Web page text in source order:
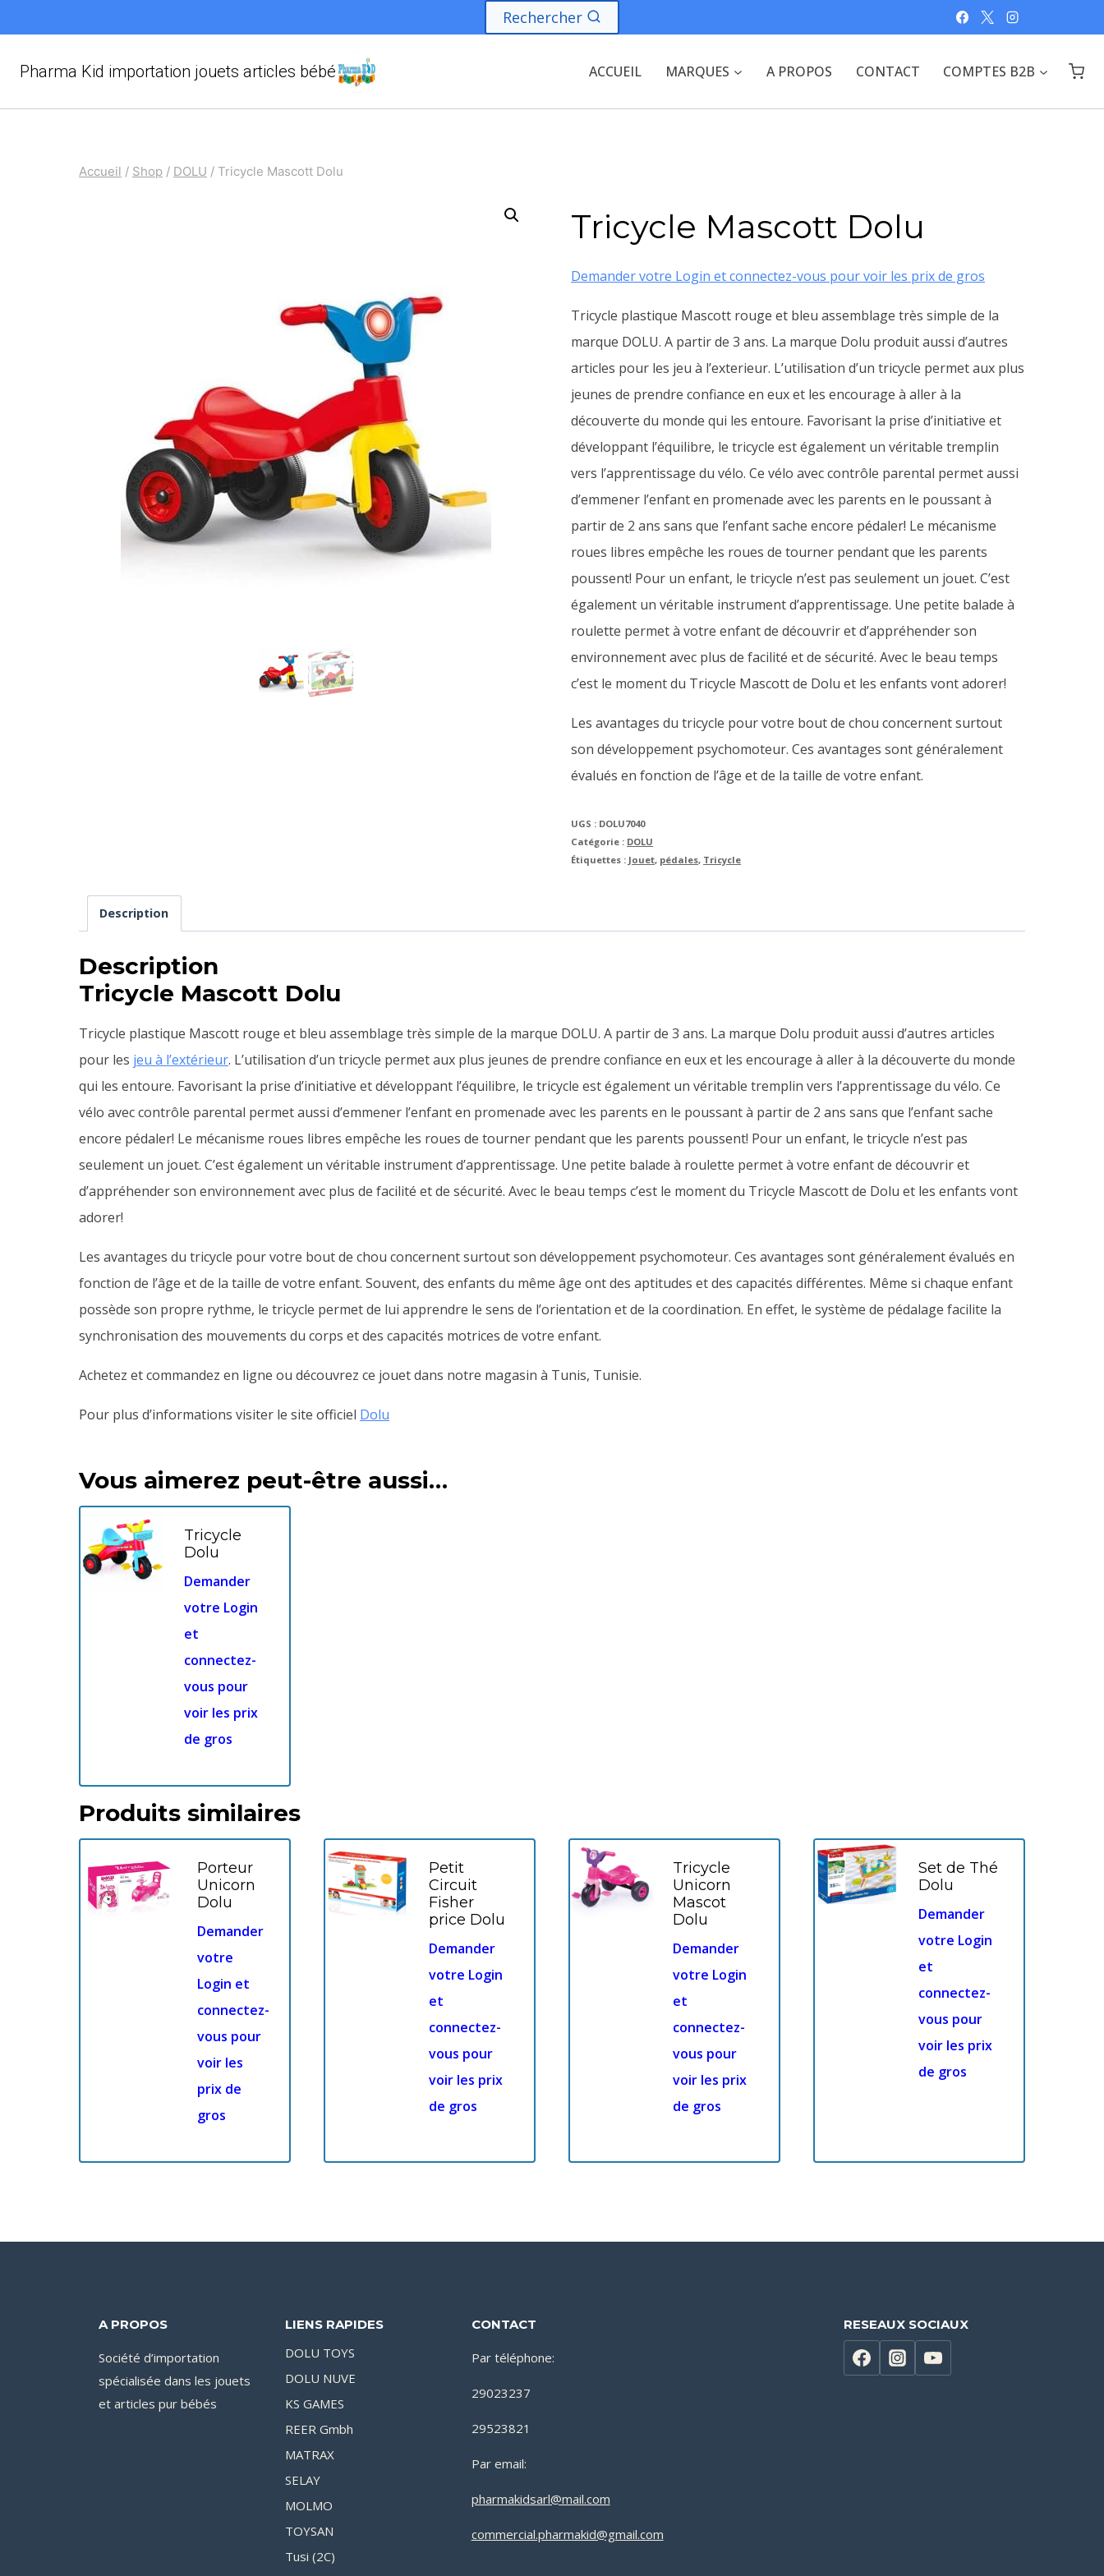
au
contenu
Rechercher
Pharma Kid importation jouets articles bébé ACCUEIL MARQUES A PROPOS CONTACT COMPTES B2B
Accueil / Shop / DOLU / Tricycle Mascott Dolu
Tricycle Mascott Dolu
Demander votre Login et connectez-vous pour voir les prix de gros
Tricycle plastique Mascott rouge et bleu assemblage très simple de la
marque DOLU. A partir de 3 ans. La marque Dolu produit aussi d’autres
articles pour les jeu à l’exterieur. L’utilisation d’un tricycle permet aux plus
jeunes de prendre confiance en eux et les encourage à aller à la
découverte du monde qui les entoure. Favorisant la prise d’initiative et
développant l’équilibre, le tricycle est également un véritable tremplin
vers l’apprentissage du vélo. Ce vélo avec contrôle parental permet aussi
d’emmener l’enfant en promenade avec les parents en le poussant à
partir de 2 ans sans que l’enfant sache encore pédaler! Le mécanisme
roues libres empêche les roues de tourner pendant que les parents
poussent! Pour un enfant, le tricycle n’est pas seulement un jouet. C’est
également un véritable instrument d’apprentissage. Une petite balade à
roulette permet à votre enfant de découvrir et d’appréhender son
environnement avec plus de facilité et de sécurité. Avec le beau temps
c’est le moment du Tricycle Mascott de Dolu et les enfants vont adorer!
Les avantages du tricycle pour votre bout de chou concernent surtout
son développement psychomoteur. Ces avantages sont généralement
évalués en fonction de l’âge et de la taille de votre enfant.
UGS : DOLU7040
Catégorie : DOLU
Étiquettes : Jouet, pédales, Tricycle
Description
Description
Tricycle Mascott Dolu
Tricycle plastique Mascott rouge et bleu assemblage très simple de la marque DOLU. A partir de 3 ans. La marque Dolu produit aussi d’autres articles
pour les jeu à l’extérieur. L’utilisation d’un tricycle permet aux plus jeunes de prendre confiance en eux et les encourage à aller à la découverte du monde
qui les entoure. Favorisant la prise d’initiative et développant l’équilibre, le tricycle est également un véritable tremplin vers l’apprentissage du vélo. Ce
vélo avec contrôle parental permet aussi d’emmener l’enfant en promenade avec les parents en le poussant à partir de 2 ans sans que l’enfant sache
encore pédaler! Le mécanisme roues libres empêche les roues de tourner pendant que les parents poussent! Pour un enfant, le tricycle n’est pas
seulement un jouet. C’est également un véritable instrument d’apprentissage. Une petite balade à roulette permet à votre enfant de découvrir et
d’appréhender son environnement avec plus de facilité et de sécurité. Avec le beau temps c’est le moment du Tricycle Mascott de Dolu et les enfants vont
adorer!
Les avantages du tricycle pour votre bout de chou concernent surtout son développement psychomoteur. Ces avantages sont généralement évalués en
fonction de l’âge et de la taille de votre enfant. Souvent, des enfants du même âge ont des aptitudes et des capacités différentes. Même si chaque enfant
possède son propre rythme, le tricycle permet de lui apprendre le sens de l’orientation et de la coordination. En effet, le système de pédalage facilite la
synchronisation des mouvements du corps et des capacités motrices de votre enfant.
Achetez et commandez en ligne ou découvrez ce jouet dans notre magasin à Tunis, Tunisie.
Pour plus d’informations visiter le site officiel Dolu
Vous aimerez peut-être aussi…
Tricycle
Dolu
Demander
votre Login
et
connectez-
vous pour
voir les prix
de gros
Produits similaires
Porteur
Unicorn
Dolu
Demander
votre
Login et
connectez-
vous pour
voir les
prix de
gros
Petit
Circuit
Fisher
price Dolu
Demander
votre Login
et
connectez-
vous pour
voir les prix
de gros
Tricycle
Unicorn
Mascot
Dolu
Demander
votre Login
et
connectez-
vous pour
voir les prix
de gros
Set de Thé
Dolu
Demander
votre Login
et
connectez-
vous pour
voir les prix
de gros
A PROPOS
Société d’importation
spécialisée dans les jouets
et articles pur bébés
LIENS RAPIDES
DOLU TOYS
DOLU NUVE
KS GAMES
REER Gmbh
MATRAX
SELAY
MOLMO
TOYSAN
Tusi (2C)
CONTACT
Par téléphone:
29023237
29523821
Par email:
pharmakidsarl@mail.com
commercial.pharmakid@gmail.com
RESEAUX SOCIAUX